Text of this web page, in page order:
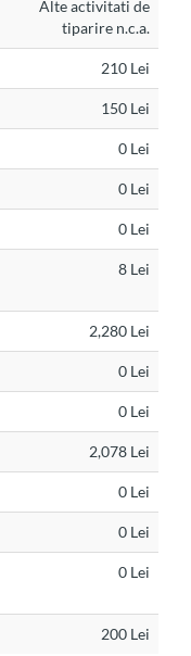
Alte activitati de
tiparire n.c.a.
210 Lei
150 Lei
0 Lei
0 Lei
0 Lei
8 Lei
2,280 Lei
0 Lei
0 Lei
2,078 Lei
0 Lei
0 Lei
0 Lei
200 Lei